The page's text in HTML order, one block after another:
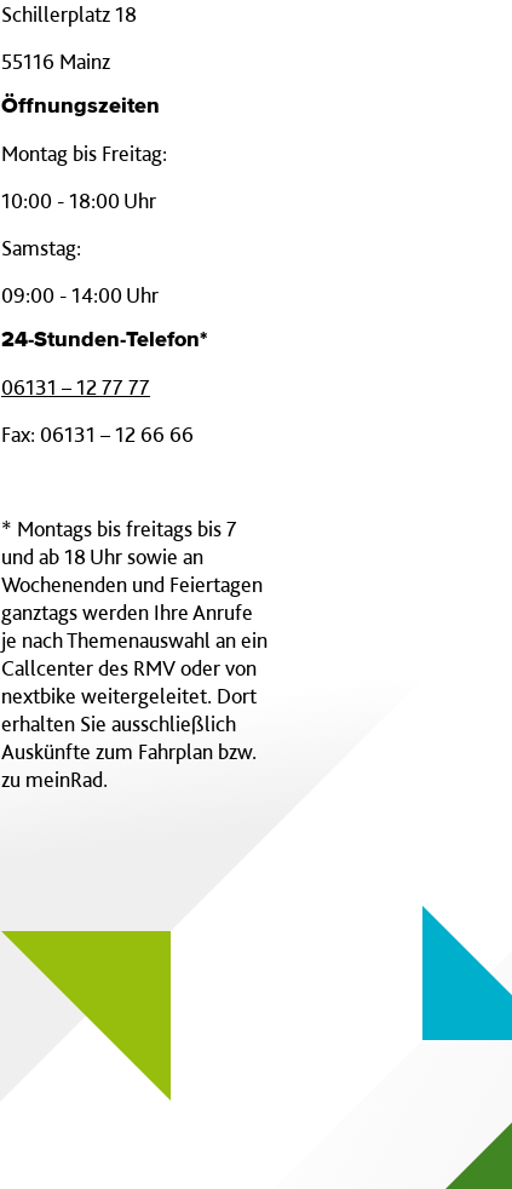
Schillerplatz 18
55116 Mainz
Öffnungszeiten
Montag bis Freitag:
10:00 - 18:00 Uhr
Samstag:
09:00 - 14:00 Uhr
24-Stunden-Telefon*
06131 – 12 77 77
Fax: 06131 – 12 66 66
* Montags bis freitags bis 7
und ab 18 Uhr sowie an
Wochenenden und Feiertagen
ganztags werden Ihre Anrufe
je nach Themenauswahl an ein
Callcenter des RMV oder von
nextbike weitergeleitet. Dort
erhalten Sie ausschließlich
Auskünfte zum Fahrplan bzw.
zu meinRad.